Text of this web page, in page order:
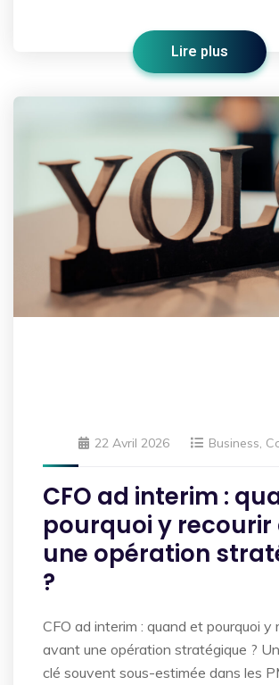
Lire plus
22 Avril 2026 Business,
CFO ad interim :
pourquoi y
une opération
?
CFO ad interim : quand et pourquoi y
avant une opération stratégique ?
clé souvent sous-estimée dans les